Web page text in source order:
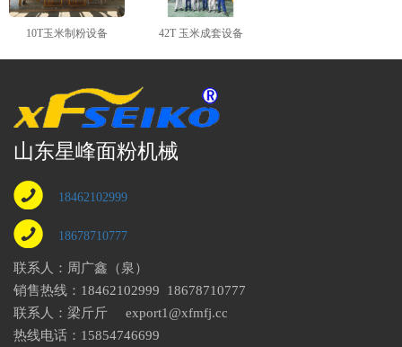
10T玉米制粉设备 42T 玉米成套设备
山东星峰面粉机械
18462102999
18678710777
联系人：周广鑫（泉）
销售热线： 18462102999
18678710777
联系人：梁斤斤 export1@xfmfj.cc
热线电话： 15854746699